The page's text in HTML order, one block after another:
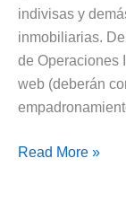
indivisas y
inmobiliarias.
de Operaciones
web (deberán
Nuevo
Read More »